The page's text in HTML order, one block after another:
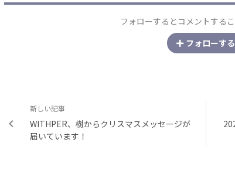
フォローするとコメントするこ
フォローする
新しい記事
WITHPER、樹からクリスマスメッセージが
届いています！